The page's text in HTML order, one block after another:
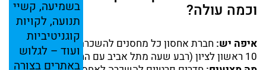
בשמיעה, קשיי
תנועה, לקויות
קוגניטיביות
ועוד – לגלוש
באתרים בצורה
וכמה עולה?
איפה יש: חברת אחסון כל מחסנים להשכרה, רחוב פלוטיצקי
10 ראשון לציון (רבע שעה מתל אביב עם החניה)